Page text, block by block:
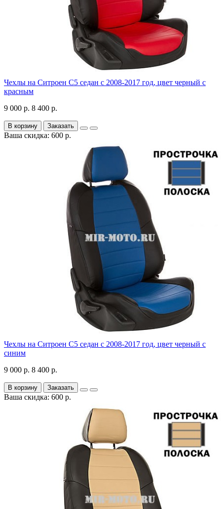
Чехлы на Ситроен С5 седан с 2008-2017 год, цвет черный с
красным
9 000 р. 8 400 р.
В корзину Заказать
Ваша скидка: 600 р.
Чехлы на Ситроен С5 седан с 2008-2017 год, цвет черный с
синим
9 000 р. 8 400 р.
В корзину Заказать
Ваша скидка: 600 р.